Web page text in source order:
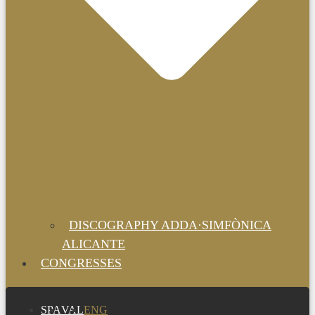
DISCOGRAPHY ADDA·SIMFÒNICA
ALICANTE
CONGRESSES
SPAVALENG